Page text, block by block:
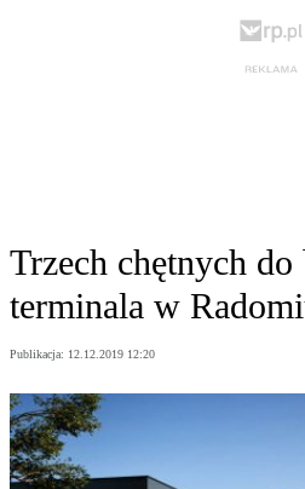
Trzech chętnych
terminala w
Publikacja: 12.12.2019 12:20